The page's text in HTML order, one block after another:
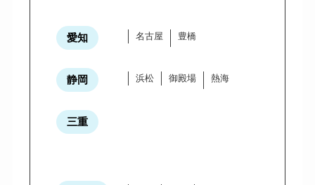
愛知 名古屋 豊橋
静岡 浜松 御殿場 熱海
三重